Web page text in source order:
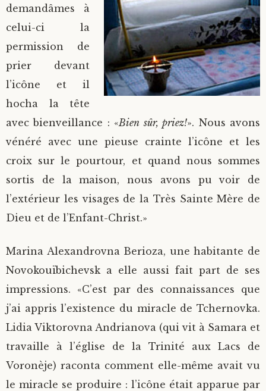
demandâmes à
celui-ci la
permission de
prier devant
l’icône et il
hocha la tête
avec bienveillance : «Bien sûr, priez!». Nous avons
vénéré avec une pieuse crainte l’icône et les
croix sur le pourtour, et quand nous sommes
sortis de la maison, nous avons pu voir de
l’extérieur les visages de la Très Sainte Mère de
Dieu et de l’Enfant-Christ.»
Marina Alexandrovna Berioza, une habitante de
Novokouïbichevsk a elle aussi fait part de ses
impressions. «C’est par des connaissances que
j’ai appris l’existence du miracle de Tchernovka.
Lidia Viktorovna Andrianova (qui vit à Samara et
travaille à l’église de la Trinité aux Lacs de
Voronèje) raconta comment elle-même avait vu
le miracle se produire : l’icône était apparue par